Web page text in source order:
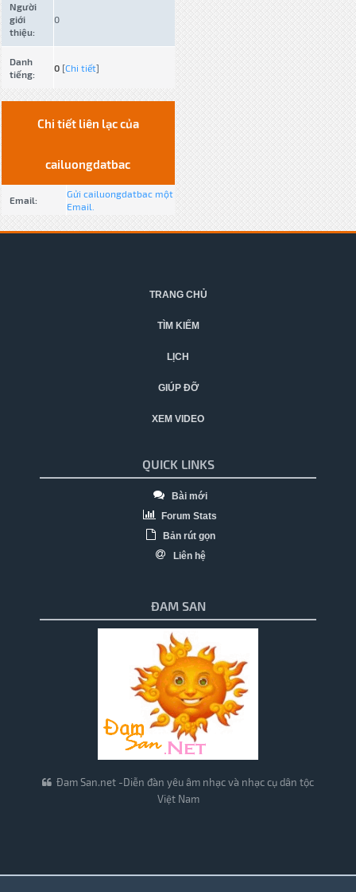
Người
giới
thiệu:
0
Danh
tiếng:
0 [Chi tiết]
Chi tiết liên lạc của
cailuongdatbac
Email:
Gửi cailuongdatbac một
Email.
TRANG CHỦ
TÌM KIẾM
LỊCH
GIÚP ĐỠ
XEM VIDEO
QUICK LINKS
Bài mới
Forum Stats
Bản rút gọn
Liên hệ
ĐAM SAN
Đam San.net -Diễn đàn yêu âm nhạc và nhạc cụ dân tộc
Việt Nam